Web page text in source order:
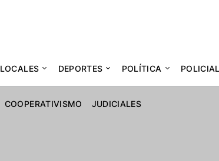
LOCALES DEPORTES POLÍTICA
COOPERATIVISMO JUDICIALES